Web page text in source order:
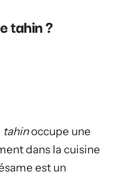
tahin ?
tahinoccupe une
dans la cuisine
est un